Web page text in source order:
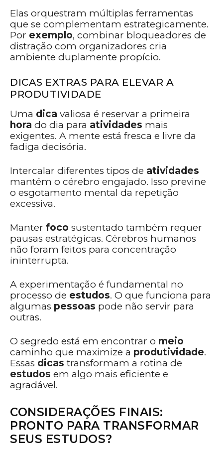
Elas orquestram múltiplas ferramentas
que se complementam estrategicamente.
Por exemplo, combinar bloqueadores de
distração com organizadores cria
ambiente duplamente propício.
DICAS EXTRAS PARA ELEVAR A
PRODUTIVIDADE
Uma dica valiosa é reservar a primeira
hora do dia para atividades mais
exigentes. A mente está fresca e livre da
fadiga decisória.
Intercalar diferentes tipos de atividades
mantém o cérebro engajado. Isso previne
o esgotamento mental da repetição
excessiva.
Manter foco sustentado também requer
pausas estratégicas. Cérebros humanos
não foram feitos para concentração
ininterrupta.
A experimentação é fundamental no
processo de estudos. O que funciona para
algumas pessoas pode não servir para
outras.
O segredo está em encontrar o meio
caminho que maximize a produtividade.
Essas dicas transformam a rotina de
estudos em algo mais eficiente e
agradável.
CONSIDERAÇÕES FINAIS:
PRONTO PARA TRANSFORMAR
SEUS ESTUDOS?